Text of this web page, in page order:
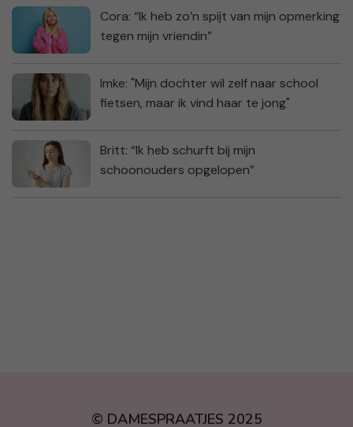
Cora: “Ik heb zo’n spijt van mijn opmerking
tegen mijn vriendin”
Imke: "Mijn dochter wil zelf naar school
fietsen, maar ik vind haar te jong"
Britt: “Ik heb schurft bij mijn
schoonouders opgelopen”
© DAMESPRAATJES 2025